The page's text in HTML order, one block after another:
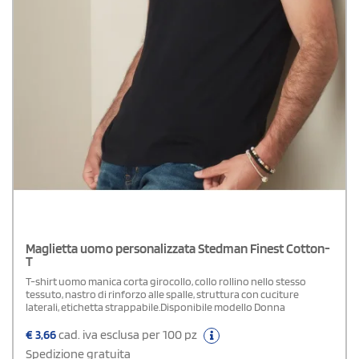
Maglietta uomo personalizzata Stedman Finest Cotton-
T
T-shirt uomo manica corta girocollo, collo rollino nello stesso
tessuto, nastro di rinforzo alle spalle, struttura con cuciture
laterali, etichetta strappabile.Disponibile modello Donna
€3,66cad. iva esclusa per 100 pz
Spedizione gratuita